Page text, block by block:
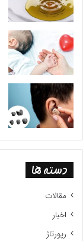
دسته ها
مقالات
اخبار
رپورتاژ